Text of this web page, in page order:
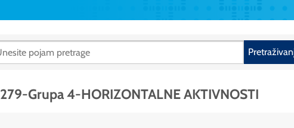
279-Grupa 4-HORIZONTALNE AKTIVNOSTI